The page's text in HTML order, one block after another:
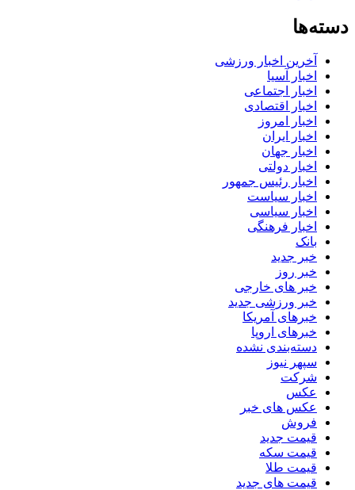
دسته‌ها
آخرین اخبار ورزشی
اخبار آسیا
اخبار اجتماعی
اخبار اقتصادی
اخبار امروز
اخبار ایران
اخبار جهان
اخبار دولتی
اخبار رئیس جمهور
اخبار سیاست
اخبار سیاسی
اخبار فرهنگی
بانک
خبر جدید
خبر روز
خبر های خارجی
خبر ورزشی جدید
خبرهای آمریکا
خبرهای اروپا
دسته‌بندی نشده
سپهر نیوز
شرکت
عکس
عکس های خبر
فروش
قیمت جدید
قیمت سکه
قیمت طلا
قیمت های جدید